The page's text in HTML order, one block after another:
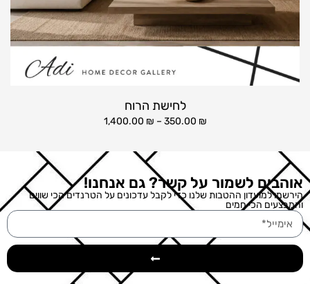
לחישת הרוח
350.00 ₪
–
1,400.00 ₪
אוהבים לשמור על קשר? גם אנחנו!
הירשמו למועדון ההטבות שלנו כדי לקבל עדכונים על הטרנדים הכי שווים
והמבצעים הכי חמים